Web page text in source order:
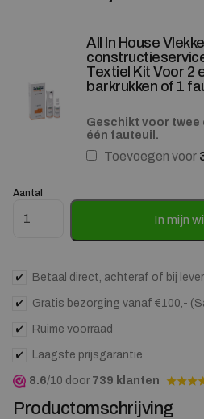
All In House
Textiel Kit Voor 2
barkrukken of 1
Geschikt voor
één fauteuil.
Toevoegen voor
Aantal
Fauteuil Vilar - Groen aantal
In mijn
Betaal direct, achteraf of bij
Gratis bezorging vanaf €100,-
Ruime voorraad
Laagste prijsgarantie
8.6/10 door 739 klanten
Productomschrijving